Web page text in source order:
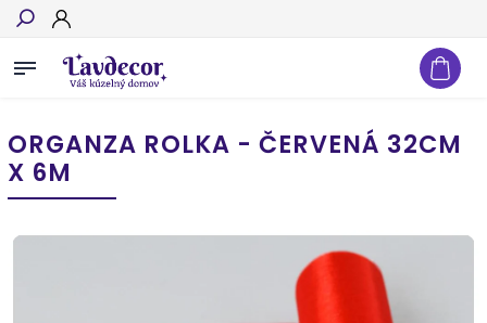
Hľadať
ORGANZA ROLKA - ČERVENÁ 32CM
X 6M